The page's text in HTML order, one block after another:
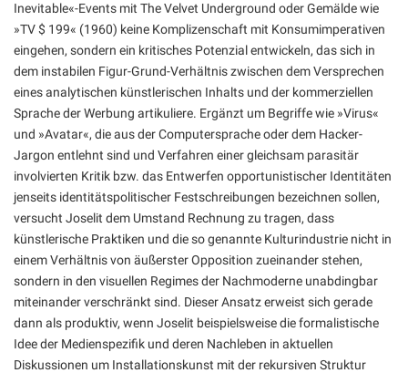
Inevitable«-Events mit The Velvet Underground oder Gemälde wie
»TV $ 199« (1960) keine Komplizenschaft mit Konsumimperativen
eingehen, sondern ein kritisches Potenzial entwickeln, das sich in
dem instabilen Figur-Grund-Verhältnis zwischen dem Versprechen
eines analytischen künstlerischen Inhalts und der kommerziellen
Sprache der Werbung artikuliere. Ergänzt um Begriffe wie »Virus«
und »Avatar«, die aus der Computersprache oder dem Hacker-
Jargon entlehnt sind und Verfahren einer gleichsam parasitär
involvierten Kritik bzw. das Entwerfen opportunistischer Identitäten
jenseits identitätspolitischer Festschreibungen bezeichnen sollen,
versucht Joselit dem Umstand Rechnung zu tragen, dass
künstlerische Praktiken und die so genannte Kulturindustrie nicht in
einem Verhältnis von äußerster Opposition zueinander stehen,
sondern in den visuellen Regimes der Nachmoderne unabdingbar
miteinander verschränkt sind. Dieser Ansatz erweist sich gerade
dann als produktiv, wenn Joselit beispielsweise die formalistische
Idee der Medienspezifik und deren Nachleben in aktuellen
Diskussionen um Installationskunst mit der rekursiven Struktur